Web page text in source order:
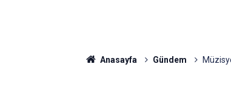
Anasayfa Gündem